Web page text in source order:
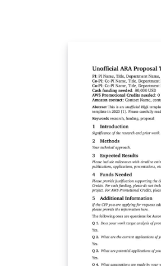
mimic the example
the SF 424
page as closely as
this class for my
submissions;
conformity to NIH